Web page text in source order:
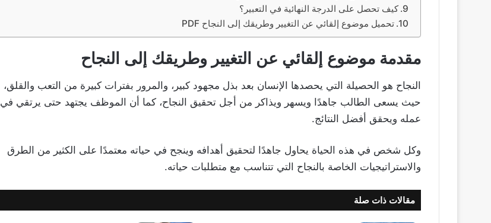
كيف تحصل على الدرجة النهائية في التعبير؟
تحميل موضوع إلقائي عن التغيير وطريقك إلى النجاح PDF
مقدمة موضوع إلقائي عن التغيير وطريقك إلى النجاح
النجاح هو الحصيلة التي يحصدها الإنسان بعد بذل مجهود كبير، والمرور بفترات كبيرة من التعب والقلق،
حيث يسعى الطالب جاهدًا ويسهر ويذاكر من أجل تحقيق النجاح، كما أن الموظف يجتهد حتى يرتقي في
عمله ويحقق أفضل النتائج.
وكل شخص في هذه الحياة يحاول جاهدًا لتحقيق أهدافه وينجح في حياته معتمدًا على الكثير من الطرق
والاستراتيجيات الخاصة بالنجاح التي تتناسب مع متطلبات حياته.
مقالات ذات صلة